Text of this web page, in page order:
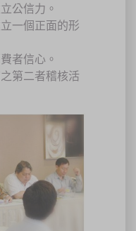
公信力。
一個正面的形
者信心。
第二者稽核活
搶位
額，額滿即截止。